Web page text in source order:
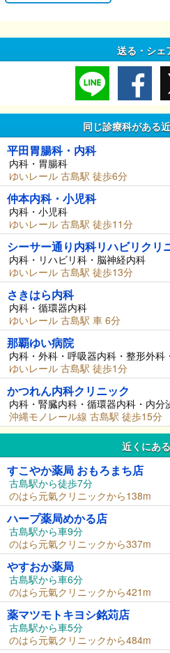
送る・シェ
同じ診療科がある
平田胃腸科・内科
内科・胃腸科
ゆいレール 古島駅 徒歩6分
仲本内科・小児科
内科・小児科
ゆいレール 古島駅 徒歩11分
シーサー通り内科リハビリクリ
内科・リハビリ科・脳神経内科
ゆいレール 古島駅 徒歩13分
さきはら内科
内科・循環器内科
ゆいレール 古島駅 車 6分
那覇ゆい病院
内科・外科・呼吸器内科・整形外科
ゆいレール 古島駅 徒歩1分
かつれん内科クリニック
内科・腎臓内科・循環器内科・内分
沖縄モノレール線 古島駅 徒歩15分
近くにあ
すこやか薬局 おもろまち店
古島駅から徒歩7分
のはら元氣クリニックから138m
ハープ薬局めかる店
古島駅から車9分
のはら元氣クリニックから337m
やすおか薬局
古島駅から車6分
のはら元氣クリニックから421m
薬マツモトキヨシ銘苅店
古島駅から車5分
のはら元氣クリニックから484m